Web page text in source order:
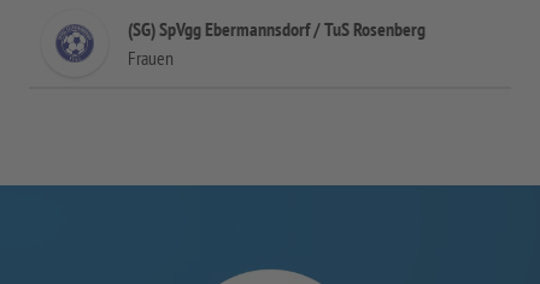
(SG) SpVgg Ebermannsdorf / TuS Rosenberg
Frauen